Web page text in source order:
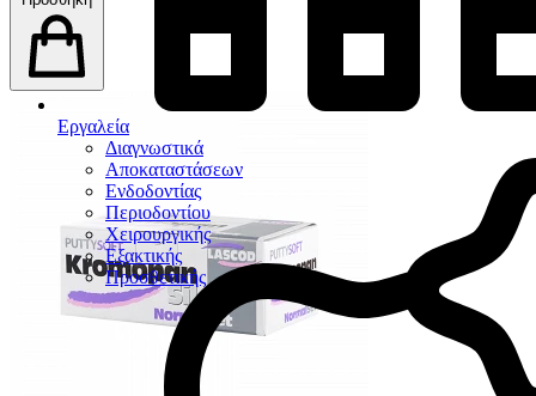
Εργαλεία
Διαγνωστικά
Αποκαταστάσεων
Ενδοδοντίας
Περιοδοντίου
Χειρουργικής
Εξακτικής
Προσθετικής